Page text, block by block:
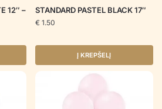
12″ –
STANDARD PASTEL BLACK 17″
€ 1.50
Į KREPŠELĮ